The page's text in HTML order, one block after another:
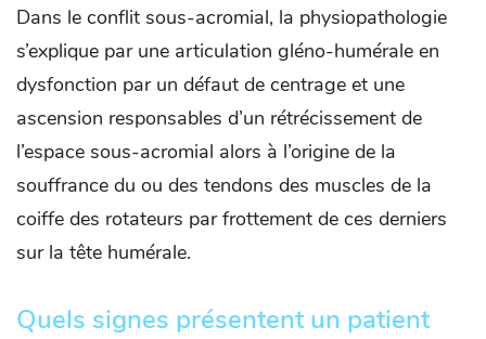
Dans le conflit sous-acromial, la physiopathologie
s’explique par une articulation gléno-humérale en
dysfonction par un défaut de centrage et une
ascension responsables d’un rétrécissement de
l’espace sous-acromial alors à l’origine de la
souffrance du ou des tendons des muscles de la
coiffe des rotateurs par frottement de ces derniers
sur la tête humérale.
Quels signes présentent un patient